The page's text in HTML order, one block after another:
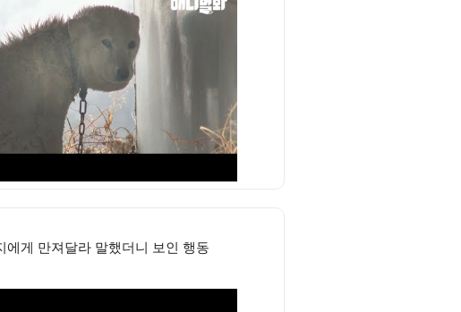
에게 만져달라 말했더니 보인 행동